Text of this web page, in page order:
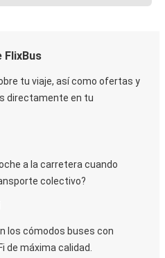
FlixBus
tu viaje, así como ofertas y
directamente en tu
a la carretera cuando
colectivo?
los cómodos buses con
de máxima calidad.